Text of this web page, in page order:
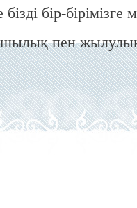
бір-
пен